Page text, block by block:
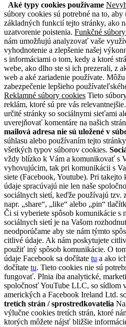
Aké typy cookies používame
súbory cookies sú potrebné na to,
základných funkcií tejto stránky, ako
uzatvorenie poistenia. Funkčné
nám umožňujú analyzovať vaše
vyhodnotenie a zlepšenie našej
s informáciami o tom, kedy a ktoré
webe, ako dlho ste si ich prezerali, z
web a aké zariadenie používate.
zabezpečenie lepšieho
Reklamné súbory cookies Tieto
reklám, ktoré sú pre vás
určité stránky so sociálnymi sieťami
uverejňovať komentáre na našich
mailová adresa nie sú uložené v
súhlasu alebo používaním tejto
všetkých typov súborov cookies.
vždy blízko k Vám a komunikovať s
vyhovujúcim, tak pri komunikácii s
siete (Facebook, Youtube). Pri takejto
údaje spracúvajú nie len naše
sociálnych sietí, keďže používajú tzv.
napr. „share“, „like“ alebo „pin“
Či si vyberiete spôsob komunikácie s
sociálnych sietí je na Vašom
neodporúčame aby ste nám týmto
citlivé údaje. Ak nám poskytujete
použiť iný spôsob komunikácie. O
údaje Facebook sa dočítate tu a ako
dočítate tu. Tieto cookies nie sú
fungovať. Plnia iba analytické,
spoločnosť YouTube LLC, so sídlom
amerických a Facebook Ireland Ltd.
tretích strán / sprostredkovatelia
výlučne cookies tretích strán, ktoré
ktorých môžete nájsť bližšie